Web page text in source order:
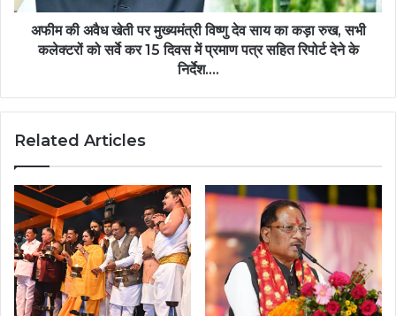
साय
कलेक्टरों
सर्वे
दिवस
में
प्रमाण
पत्र
सहित
रिपोर्ट
देने
अफीम की अवैध खेती पर मुख्यमंत्री विष्णु देव साय का कड़ा रुख, सभी
कलेक्टरों को सर्वे कर 15 दिवस में प्रमाण पत्र सहित रिपोर्ट देने के
निर्देश….
Related Articles